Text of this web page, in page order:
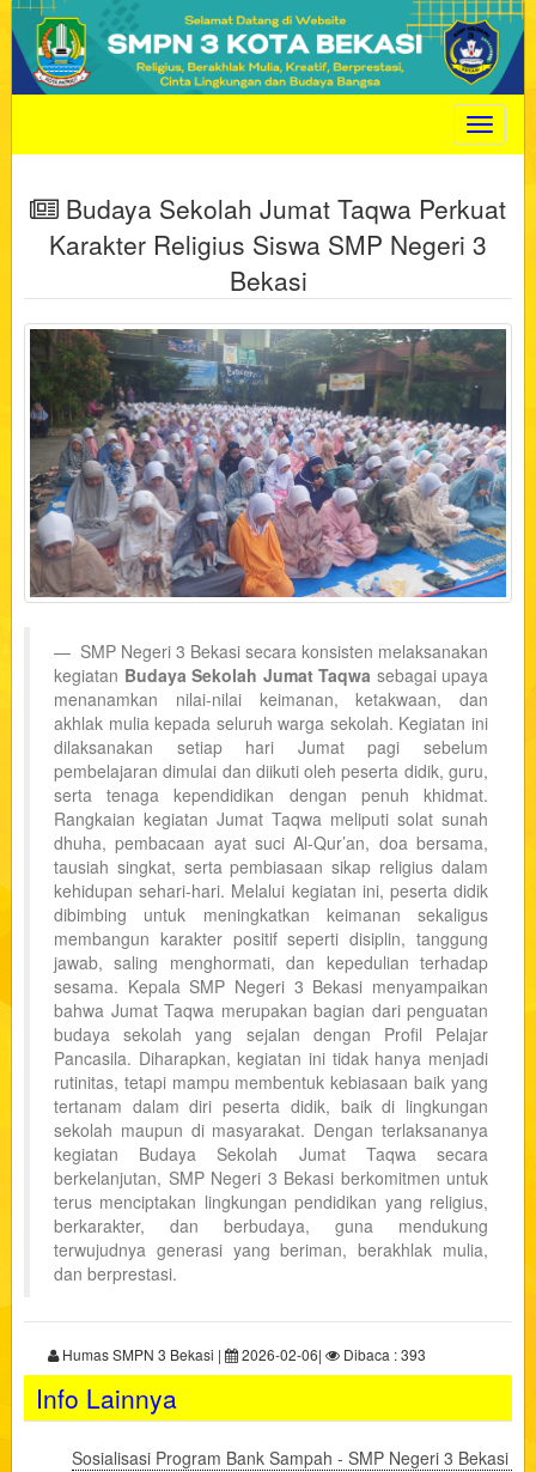
Toggle
Budaya Sekolah Jumat Taqwa Perkuat
Karakter Religius Siswa SMP Negeri 3
Bekasi
SMP Negeri 3 Bekasi secara konsisten melaksanakan
kegiatan Budaya Sekolah Jumat Taqwa sebagai upaya
menanamkan nilai-nilai keimanan, ketakwaan, dan
akhlak mulia kepada seluruh warga sekolah. Kegiatan ini
dilaksanakan setiap hari Jumat pagi sebelum
pembelajaran dimulai dan diikuti oleh peserta didik, guru,
serta tenaga kependidikan dengan penuh khidmat.
Rangkaian kegiatan Jumat Taqwa meliputi solat sunah
dhuha, pembacaan ayat suci Al-Qur’an, doa bersama,
tausiah singkat, serta pembiasaan sikap religius dalam
kehidupan sehari-hari. Melalui kegiatan ini, peserta didik
dibimbing untuk meningkatkan keimanan sekaligus
membangun karakter positif seperti disiplin, tanggung
jawab, saling menghormati, dan kepedulian terhadap
sesama. Kepala SMP Negeri 3 Bekasi menyampaikan
bahwa Jumat Taqwa merupakan bagian dari penguatan
budaya sekolah yang sejalan dengan Profil Pelajar
Pancasila. Diharapkan, kegiatan ini tidak hanya menjadi
rutinitas, tetapi mampu membentuk kebiasaan baik yang
tertanam dalam diri peserta didik, baik di lingkungan
sekolah maupun di masyarakat. Dengan terlaksananya
kegiatan Budaya Sekolah Jumat Taqwa secara
berkelanjutan, SMP Negeri 3 Bekasi berkomitmen untuk
terus menciptakan lingkungan pendidikan yang religius,
berkarakter, dan berbudaya, guna mendukung
terwujudnya generasi yang beriman, berakhlak mulia,
dan berprestasi.
Humas SMPN 3 Bekasi | 2026-02-06| Dibaca : 393
Info Lainnya
Sosialisasi Program Bank Sampah - SMP Negeri 3 Bekasi